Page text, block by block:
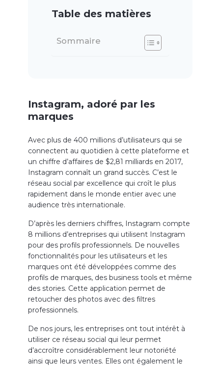
Table des matières
Sommaire
Instagram, adoré par les
marques
Avec plus de 400 millions d’utilisateurs qui se
connectent au quotidien à cette plateforme et
un chiffre d’affaires de $2,81 milliards en 2017,
Instagram connaît un grand succès. C’est le
réseau social par excellence qui croît le plus
rapidement dans le monde entier avec une
audience très internationale.
D’après les derniers chiffres, Instagram compte
8 millions d’entreprises qui utilisent Instagram
pour des profils professionnels. De nouvelles
fonctionnalités pour les utilisateurs et les
marques ont été développées comme des
profils de marques, des business tools et même
des stories. Cette application permet de
retoucher des photos avec des filtres
professionnels.
De nos jours, les entreprises ont tout intérêt à
utiliser ce réseau social qui leur permet
d’accroître considérablement leur notoriété
ainsi que leurs ventes. Elles ont également le